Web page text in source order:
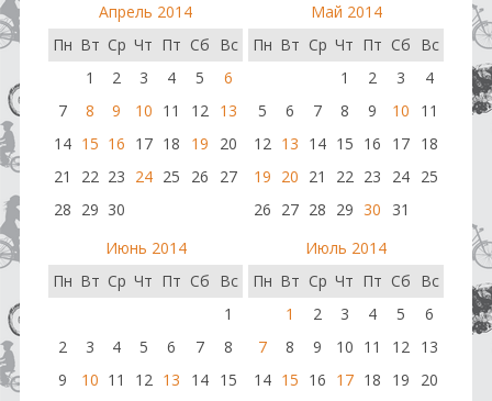
Апрель 2014
Пн Вт Ср Чт Пт Сб Вс
1
2 3 4 5
6
7
8 9 10 11 12 13
14 15 16 17 18 19
20
21
22 23 24 25 26
27
28 29 30
Май 2014
Пн Вт Ср Чт Пт Сб Вс
1
2 3
4
5
6 7 8 9 10
11
12 13 14 15 16 17 18
19 20 21 22 23 24 25
26 27 28 29 30
31
Июнь 2014
Пн Вт Ср Чт Пт Сб Вс
1
2
3 4 5 6 7
8
9
10 11 12 13 14 15
Июль 2014
Пн Вт Ср Чт Пт Сб Вс
1
2 3 4 5
6
7
8 9 10 11 12 13
14 15 16 17 18 19
20